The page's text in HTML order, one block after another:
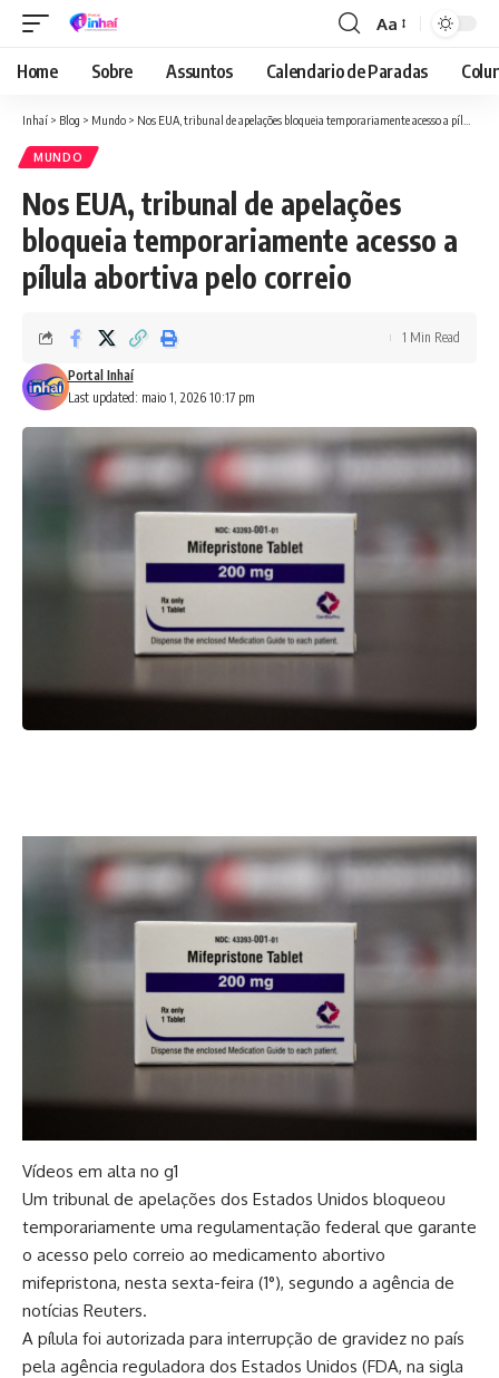
Font
Resizer
Aa
Home Sobre Assuntos Calendario de Paradas
Inhaí > Blog > Mundo > Nos EUA, tribunal de apelações bloqueia temporariamente acesso a pílula abortiva pelo correio
MUNDO
Nos EUA, tribunal de apelações
bloqueia temporariamente acesso a
pílula abortiva pelo correio
Last updated: maio 1, 2026 10:17 pm
Portal Inhaí
1 Min Read
Vídeos em alta no g1
Um tribunal de apelações dos Estados Unidos bloqueou
temporariamente uma regulamentação federal que garante
o acesso pelo correio ao medicamento abortivo
mifepristona, nesta sexta-feira (1°), segundo a agência de
notícias Reuters.
A pílula foi autorizada para interrupção de gravidez no país
pela agência reguladora dos Estados Unidos (FDA, na sigla